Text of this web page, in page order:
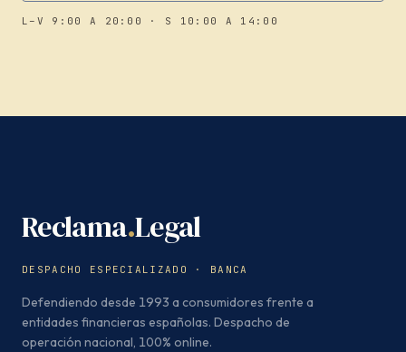
L–V 9:00 A 20:00 · S 10:00 A 14:00
Reclama.Legal
DESPACHO ESPECIALIZADO · BANCA
Defendiendo desde 1993 a consumidores frente a
entidades financieras españolas. Despacho de
operación nacional, 100% online.